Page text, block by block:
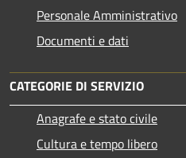
Personale Amministrativo
Documenti e dati
CATEGORIE DI SERVIZIO
Anagrafe e stato civile
Cultura e tempo libero